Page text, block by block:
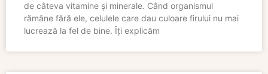
de câteva vitamine și minerale. Când organismul
rămâne fără ele, celulele care dau culoare firului nu mai
lucrează la fel de bine. Îți explicăm